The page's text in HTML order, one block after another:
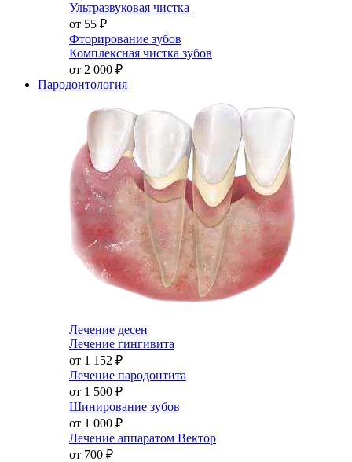
Ультразвуковая чистка
от 55 ₽
Фторирование зубов
Комплексная чистка зубов
от 2 000 ₽
Пародонтология
Лечение десен
Лечение гингивита
от 1 152 ₽
Лечение пародонтита
от 1 500 ₽
Шинирование зубов
от 1 000 ₽
Лечение аппаратом Вектор
от 700 ₽